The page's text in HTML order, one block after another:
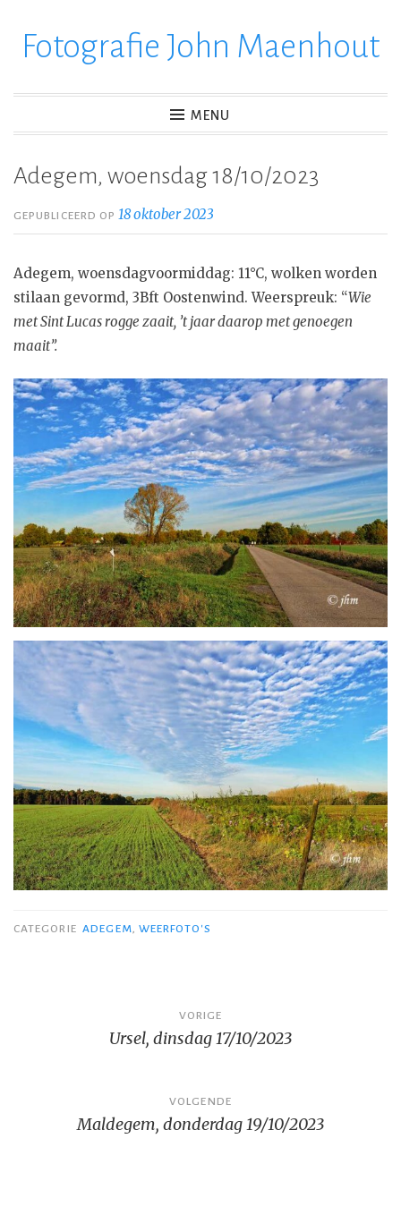
verderFotografie John Maenhout
MENU
Adegem, woensdag 18/10/2023
GEPUBLICEERD OP18 oktober 2023
Adegem, woensdagvoormiddag: 11°C, wolken worden
stilaan gevormd, 3Bft Oostenwind. Weerspreuk: “Wie
met Sint Lucas rogge zaait, ’t jaar daarop met genoegen
maait”.
CATEGORIE ADEGEM, WEERFOTO'S
navigatie
VORIGE
Ursel, dinsdag 17/10/2023
VOLGENDE
Maldegem, donderdag 19/10/2023